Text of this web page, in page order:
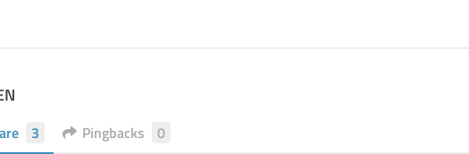
3 Pingbacks 0